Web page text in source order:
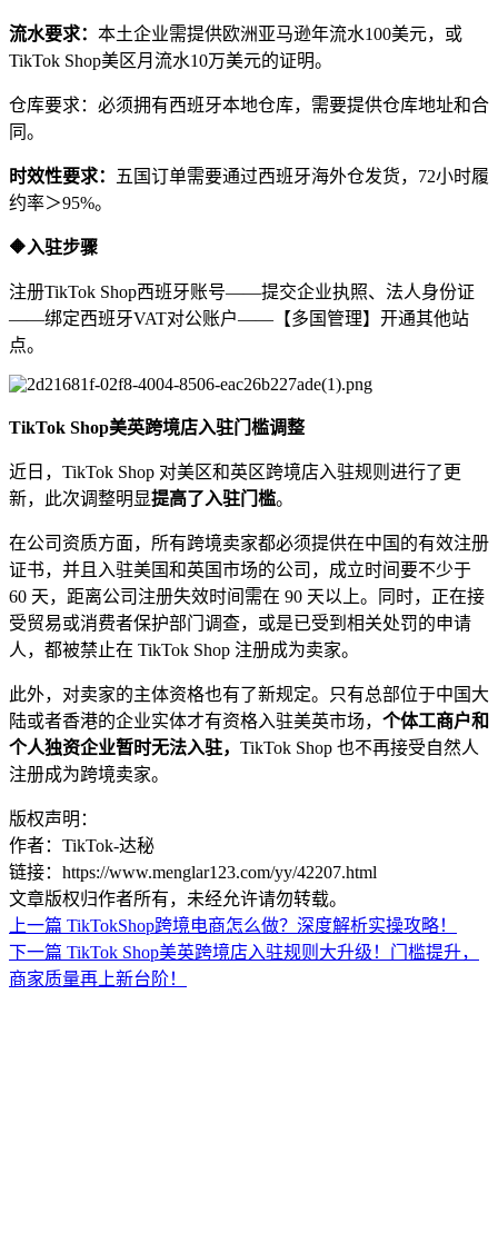
流水要求： 本土企业需提供欧洲亚马逊年流水100美元，或
TikTok Shop美区月流水10万美元的证明。
仓库要求：必须拥有西班牙本地仓库，需要提供仓库地址和合
同。
时效性要求：
五国订单需要通过西班牙海外仓发货，72小时履
约率＞95%。
🔶入驻步骤
注册TikTok Shop西班牙账号——提交企业执照、法人身份证
——绑定西班牙VAT对公账户——【多国管理】开通其他站
点。
TikTok Shop美英跨境店入驻门槛调整
近日，TikTok Shop 对美区和英区跨境店入驻规则进行了更
新，此次调整明显提高了入驻门槛。
在公司资质方面，所有跨境卖家都必须提供在中国的有效注册
证书，并且入驻美国和英国市场的公司，成立时间要不少于
60 天，距离公司注册失效时间需在 90 天以上。同时，正在接
受贸易或消费者保护部门调查，或是已受到相关处罚的申请
人，都被禁止在 TikTok Shop 注册成为卖家。
此外，对卖家的主体资格也有了新规定。只有总部位于中国大
陆或者香港的企业实体才有资格入驻美英市场， 个体工商户和
个人独资企业暂时无法入驻， TikTok Shop 也不再接受自然人
注册成为跨境卖家。
版权声明：
作者：TikTok-达秘
链接：https://www.menglar123.com/yy/42207.html
文章版权归作者所有，未经允许请勿转载。
上一篇 TikTokShop跨境电商怎么做？深度解析实操攻略！
下一篇 TikTok Shop美英跨境店入驻规则大升级！门槛提升，
商家质量再上新台阶！